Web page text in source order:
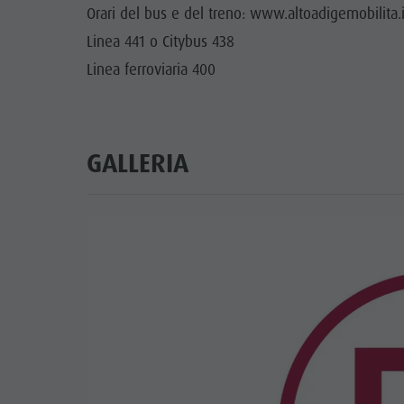
Orari del bus e del treno:
Linea 441 o Citybus 438
Linea ferroviaria 400
GALLERIA